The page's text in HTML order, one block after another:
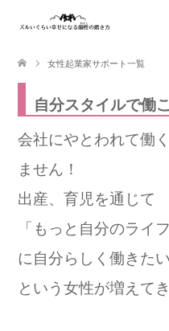
女性起業家サポート一覧
自分スタイルで働
会社にやとわれて働
ません！
出産、育児を通じて
「もっと自分のライ
に自分らしく働きたい
という女性が増えて